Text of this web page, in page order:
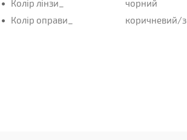
Колір лінзи_
чорний
Колір оправи_
коричневий/